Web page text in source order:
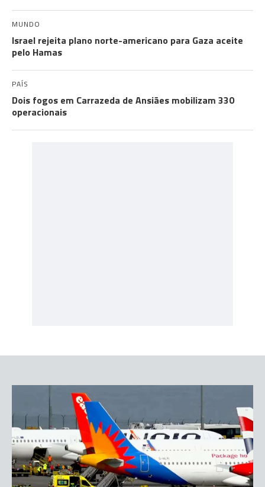
MUNDO
Israel rejeita plano norte-americano para Gaza aceite
pelo Hamas
PAÍS
Dois fogos em Carrazeda de Ansiães mobilizam 330
operacionais